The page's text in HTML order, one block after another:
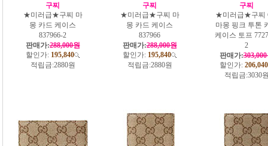
구찌
★미러급★구찌 마
몽 카드 케이스
837966-2
판매가:288,000원
할인가: 195,840
적립금:2880원
구찌
★미러급★구찌 마
몽 카드 케이스
837966
판매가:288,000원
할인가: 195,840
적립금:2880원
구찌
★미러급★구찌
마몽 핑크 투톤
케이스 토프
2
판매가:
할인가: 206,040
적립금:3030